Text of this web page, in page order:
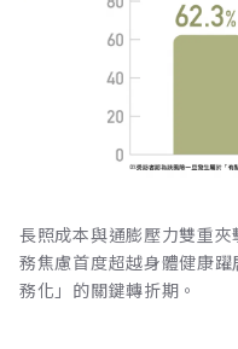
長照成本與通膨壓力雙重
務焦慮首度超越身體健康
務化」的關鍵轉折期。